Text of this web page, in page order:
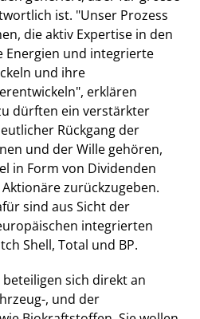
ist. "Unser Prozess
die aktiv Expertise in den
Energien und integrierte
und ihre
erklären
dürften ein verstärkter
Rückgang der
und der Wille gehören,
in Form von Dividenden
zurückzugeben.
sind aus Sicht der
integrierten
Shell, Total und BP.
sich direkt an
, und der